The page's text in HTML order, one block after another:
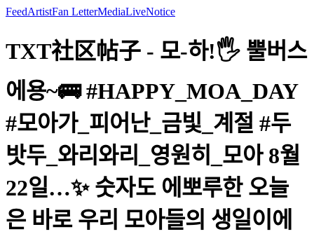
FeedArtistFan LetterMediaLiveNotice
TXT社区帖子 - 모-하!🖐 뿔버스
에용~🚌 #HAPPY_MOA_DAY
#모아가_피어난_금빛_계절 #두
밧두_와리와리_영원히_모아 8월
22일…✨ 숫자도 에뽀루한 오늘
은 바로 우리 모아들의 생일이에